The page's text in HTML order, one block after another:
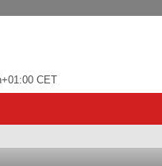
+01:00 CET